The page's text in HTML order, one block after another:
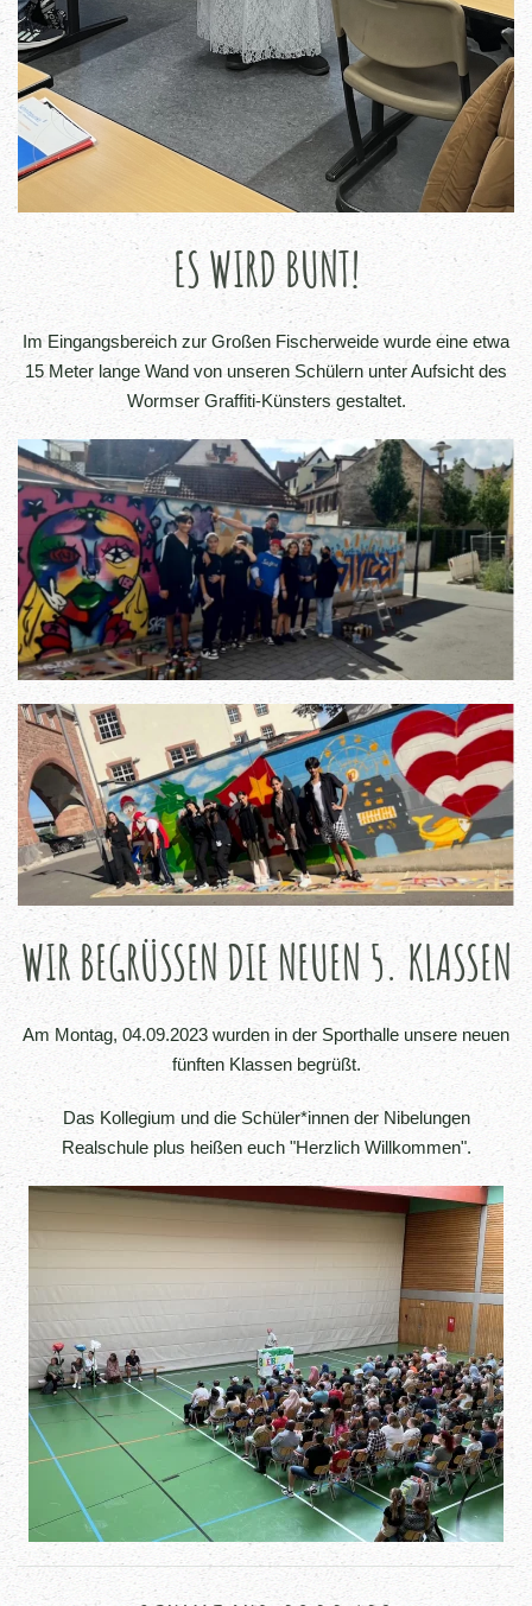
ES WIRD BUNT!
Im Eingangsbereich zur Großen Fischerweide wurde eine etwa
15 Meter lange Wand von unseren Schülern unter Aufsicht des
Wormser Graffiti-Künsters gestaltet.
WIR BEGRÜSSEN DIE NEUEN 5. KLASSEN
Am Montag, 04.09.2023 wurden in der Sporthalle unsere neuen
fünften Klassen begrüßt.
Das Kollegium und die Schüler*innen der Nibelungen
Realschule plus heißen euch "Herzlich Willkommen".